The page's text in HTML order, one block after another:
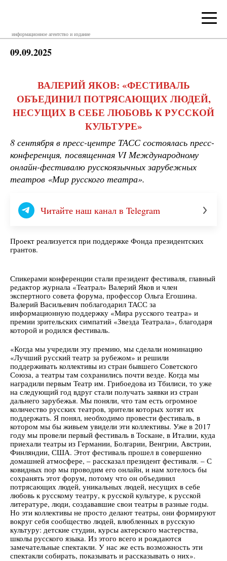
информационное агентство и издание
09.09.2025
ВАЛЕРИЙ ЯКОВ: «ФЕСТИВАЛЬ
ОБЪЕДИНИЛ ПОТРЯСАЮЩИХ ЛЮДЕЙ,
НЕСУЩИХ В СЕБЕ ЛЮБОВЬ К РУССКОЙ
КУЛЬТУРЕ»
8 сентября в пресс-центре ТАСС состоялась пресс-
конференция, посвященная VI Международному
онлайн-фестивалю русскоязычных зарубежных
театров «Мир русского театра».
Читайте наш канал в Telegram
Проект реализуется при поддержке Фонда президентских
грантов.
Спикерами конференции стали президент фестиваля, главный
редактор журнала «Театрал» Валерий Яков и член
экспертного совета форума, профессор Ольга Егошина.
Валерий Васильевич поблагодарил ТАСС за
информационную поддержку «Мира русского театра» и
премии зрительских симпатий «Звезда Театрала», благодаря
которой и родился фестиваль.
«Когда мы учредили эту премию, мы сделали номинацию
«Лучший русский театр за рубежом» и решили
поддерживать коллективы из стран бывшего Советского
Союза, а театры там сохранились почти везде. Когда мы
наградили первым Театр им. Грибоедова из Тбилиси, то уже
на следующий год вдруг стали получать заявки из стран
дальнего зарубежья. Мы поняли, что там есть огромное
количество русских театров, зрители которых хотят их
поддержать. Я понял, необходимо провести фестиваль, в
котором мы бы живьем увидели эти коллективы. Уже в 2017
году мы провели первый фестиваль в Тоскане, в Италии, куда
приехали театры из Германии, Болгарии, Венгрии, Австрии,
Финляндии, США. Этот фестиваль прошел в совершенно
домашней атмосфере, – рассказал президент фестиваля. – С
ковидных пор мы проводим его онлайн, и нам хотелось бы
сохранять этот форум, потому что он объединил
потрясающих людей, уникальных людей, несущих в себе
любовь к русскому театру, к русской культуре, к русской
литературе, люди, создававшие свои театры в разные годы.
Но эти коллективы не просто делают театры, они формируют
вокруг себя сообщество людей, влюбленных в русскую
культуру: детские студии, курсы актерского мастерства,
школы русского языка. Из этого всего и рождаются
замечательные спектакли. У нас же есть возможность эти
спектакли собирать, показывать и рассказывать о них».